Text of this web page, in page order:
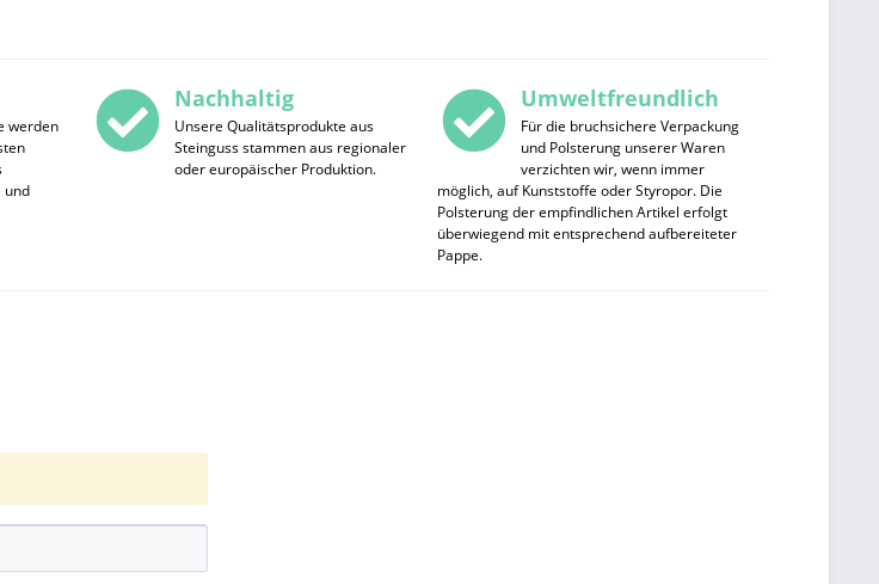
werden
und
Nachhaltig
Unsere Qualitätsprodukte aus
Steinguss stammen aus regionaler
oder europäischer Produktion.
Umweltfreundlich
Für die bruchsichere Verpackung
und Polsterung unserer Waren
verzichten wir, wenn immer
möglich, auf Kunststoffe oder Styropor. Die
Polsterung der empfindlichen Artikel erfolgt
überwiegend mit entsprechend aufbereiteter
Pappe.